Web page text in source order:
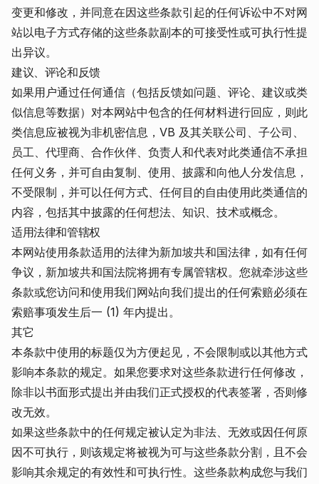
变更和修改，并同意在因这些条款引起的任何诉讼中不对网
站以电子方式存储的这些条款副本的可接受性或可执行性提
出异议。
建议、评论和反馈
如果用户通过任何通信（包括反馈如问题、评论、建议或类
似信息等数据）对本网站中包含的任何材料进行回应，则此
类信息应被视为非机密信息，VB 及其关联公司、子公司、
员工、代理商、合作伙伴、负责人和代表对此类通信不承担
任何义务，并可自由复制、使用、披露和向他人分发信息，
不受限制，并可以任何方式、任何目的自由使用此类通信的
内容，包括其中披露的任何想法、知识、技术或概念。
适用法律和管辖权
本网站使用条款适用的法律为新加坡共和国法律，如有任何
争议，新加坡共和国法院将拥有专属管辖权。您就牵涉这些
条款或您访问和使用我们网站向我们提出的任何索赔必须在
索赔事项发生后一 (1) 年内提出。
其它
本条款中使用的标题仅为方便起见，不会限制或以其他方式
影响本条款的规定。如果您要求对这些条款进行任何修改，
除非以书面形式提出并由我们正式授权的代表签署，否则修
改无效。
如果这些条款中的任何规定被认定为非法、无效或因任何原
因不可执行，则该规定将被视为可与这些条款分割，且不会
影响其余规定的有效性和可执行性。这些条款构成您与我们